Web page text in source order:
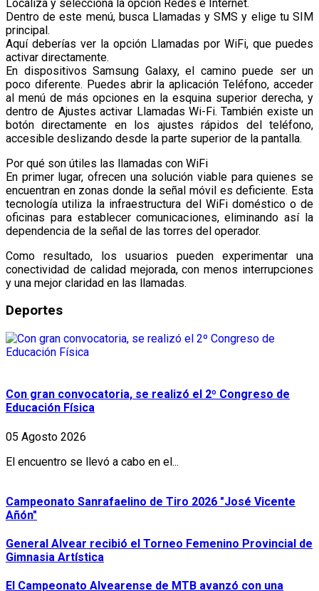
Localiza y selecciona la opción Redes e Internet.
Dentro de este menú, busca Llamadas y SMS y elige tu SIM
principal.
Aquí deberías ver la opción Llamadas por WiFi, que puedes
activar directamente.
En dispositivos Samsung Galaxy, el camino puede ser un
poco diferente. Puedes abrir la aplicación Teléfono, acceder
al menú de más opciones en la esquina superior derecha, y
dentro de Ajustes activar Llamadas Wi-Fi. También existe un
botón directamente en los ajustes rápidos del teléfono,
accesible deslizando desde la parte superior de la pantalla.
Por qué son útiles las llamadas con WiFi
En primer lugar, ofrecen una solución viable para quienes se
encuentran en zonas donde la señal móvil es deficiente. Esta
tecnología utiliza la infraestructura del WiFi doméstico o de
oficinas para establecer comunicaciones, eliminando así la
dependencia de la señal de las torres del operador.
Como resultado, los usuarios pueden experimentar una
conectividad de calidad mejorada, con menos interrupciones
y una mejor claridad en las llamadas.
Deportes
Con gran convocatoria, se realizó el 2º Congreso de
Educación Física
05 Agosto 2026
El encuentro se llevó a cabo en el...
Campeonato Sanrafaelino de Tiro 2026 "José Vicente
Añón"
General Alvear recibió el Torneo Femenino Provincial de
Gimnasia Artística
El Campeonato Alvearense de MTB avanzó con una